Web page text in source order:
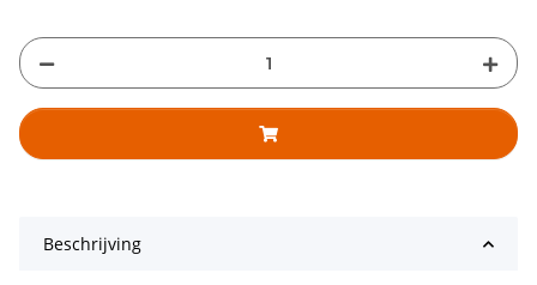
Beschrijving